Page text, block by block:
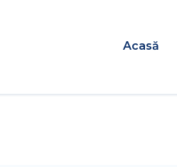
Acasă